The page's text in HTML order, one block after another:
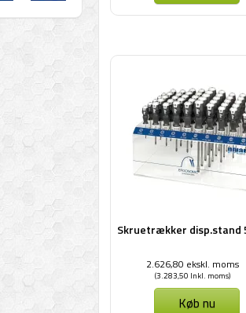
Skruetrækker disp.stand
2.626,80 ekskl. moms
(3.283,50 Inkl. moms)
Køb nu